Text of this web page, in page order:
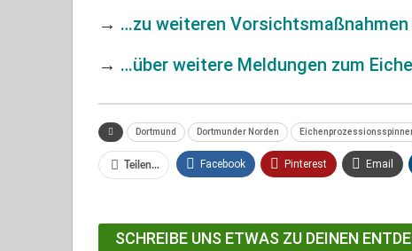
→ …zu weiteren
→ …über weitere Meldungen zum
Dortmund Dortmunder Norden
Teilen... Facebook Pinterest Email
SCHREIBE UNS ETWAS ZU DEINEN